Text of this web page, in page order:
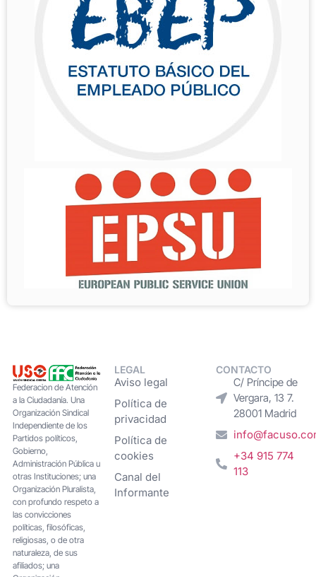
Federacion de Atención
a la Ciudadanía. Una
Organización Sindical
Independiente de los
Partidos políticos,
Gobierno,
Administración Pública u
otras Instituciones; una
Organización Pluralista,
con profundo respeto a
las convicciones
políticas, filosóficas,
religiosas, o de otra
naturaleza, de sus
afiliados; una
LEGAL
Aviso legal
Política de
privacidad
Política de
cookies
Canal del
Informante
CONTACTO
C/ Príncipe de
Vergara, 13 7.
28001 Madrid
+34 915 774
113